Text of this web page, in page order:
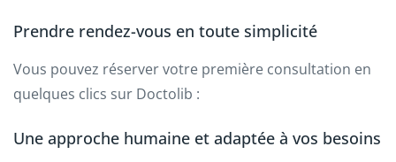
Prendre rendez-vous en toute simplicité
Vous pouvez réserver votre première consultation en
quelques clics sur Doctolib :
Une approche humaine et adaptée à vos besoins